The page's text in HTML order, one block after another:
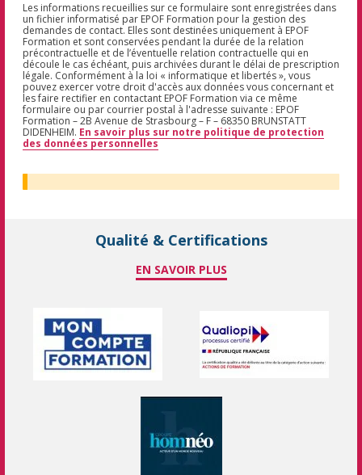
Les informations recueillies sur ce formulaire sont enregistrées dans
un fichier informatisé par EPOF Formation pour la gestion des
demandes de contact. Elles sont destinées uniquement à EPOF
Formation et sont conservées pendant la durée de la relation
précontractuelle et de l’éventuelle relation contractuelle qui en
découle le cas échéant, puis archivées durant le délai de prescription
légale. Conformément à la loi « informatique et libertés », vous
pouvez exercer votre droit d'accès aux données vous concernant et
les faire rectifier en contactant EPOF Formation via ce même
formulaire ou par courrier postal à l'adresse suivante : EPOF
Formation – 2B Avenue de Strasbourg – F – 68350 BRUNSTATT
DIDENHEIM. En savoir plus sur notre politique de protection
des données personnelles
Qualité & Certifications
EN SAVOIR PLUS